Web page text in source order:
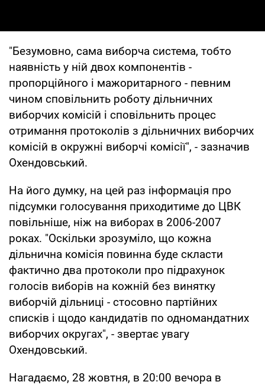
"Безумовно, сама виборча система, тобто
наявність у ній двох компонентів -
пропорційного і мажоритарного - певним
чином сповільнить роботу дільничних
виборчих комісій і сповільнить процес
отримання протоколів з дільничних виборчих
комісій в окружні виборчі комісії", - зазначив
Охендовський.
На його думку, на цей раз інформація про
підсумки голосування приходитиме до ЦВК
повільніше, ніж на виборах в 2006-2007
роках. "Оскільки зрозуміло, що кожна
дільнична комісія повинна буде скласти
фактично два протоколи про підрахунок
голосів виборів на кожній без винятку
виборчій дільниці - стосовно партійних
списків і щодо кандидатів по одномандатних
виборчих округах", - звертає увагу
Охендовський.
Нагадаємо, 28 жовтня, в 20:00 вечора в